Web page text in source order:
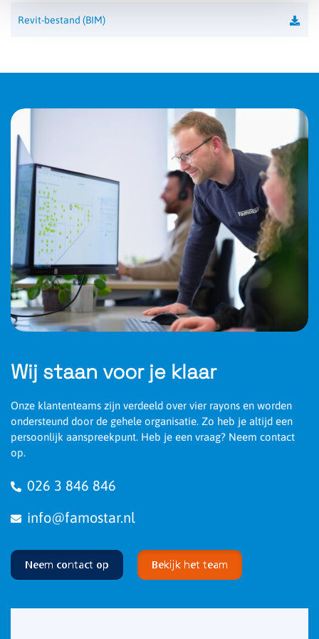
IP-waarde
Autonomie
Klasse
Kleurtemperatuur
CRI-waarde > 80
Lichtstroom verlichting 3750 lm
Lichtstroom nood 265 lm
Efficiëntie 132 Lumen/Watt
Powerfactor
Revit-bestand (BIM)
Wij staan voor je klaar
Onze klantenteams zijn verdeeld over vier rayons en worden
ondersteund door de gehele organisatie. Zo heb je altijd een
persoonlijk aanspreekpunt. Heb je een vraag? Neem contact
op.
026 3 846 846
info@famostar.nl
Neem contact op Bekijk het team